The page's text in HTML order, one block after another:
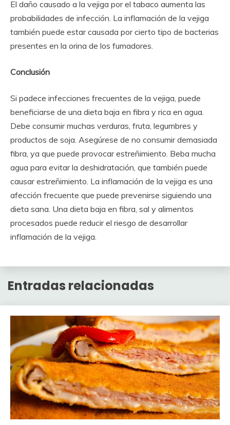
El daño causado a la vejiga por el tabaco aumenta las
probabilidades de infección. La inflamación de la vejiga
también puede estar causada por cierto tipo de bacterias
presentes en la orina de los fumadores.
Conclusión
Si padece infecciones frecuentes de la vejiga, puede
beneficiarse de una dieta baja en fibra y rica en agua.
Debe consumir muchas verduras, fruta, legumbres y
productos de soja. Asegúrese de no consumir demasiada
fibra, ya que puede provocar estreñimiento. Beba mucha
agua para evitar la deshidratación, que también puede
causar estreñimiento. La inflamación de la vejiga es una
afección frecuente que puede prevenirse siguiendo una
dieta sana. Una dieta baja en fibra, sal y alimentos
procesados puede reducir el riesgo de desarrollar
inflamación de la vejiga.
Entradas relacionadas